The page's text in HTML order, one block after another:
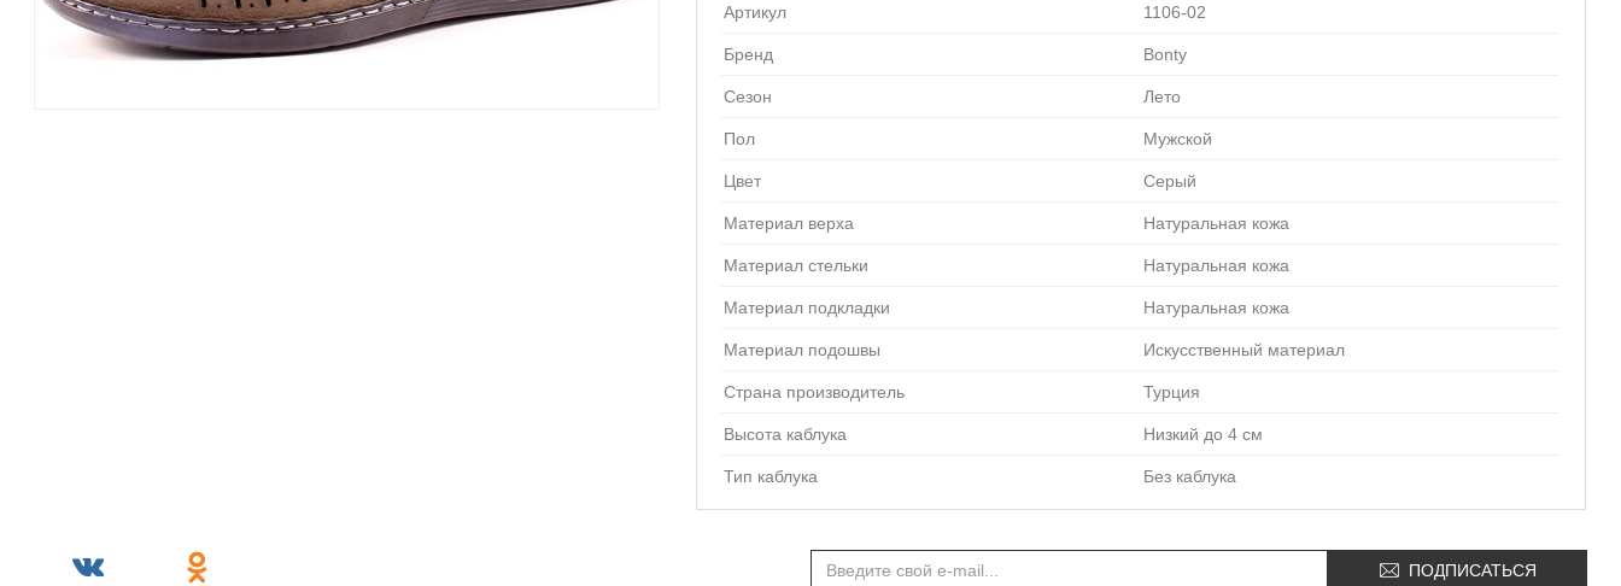
Артикул 1106-02
Бренд Bonty
Сезон Лето
Пол Мужской
Цвет Серый
Материал верха Натуральная кожа
Материал стельки Натуральная кожа
Материал подкладки Натуральная кожа
Материал подошвы Искусственный материал
Страна производитель Турция
Высота каблука Низкий до 4 см
Тип каблука Без каблука
ПОДПИСАТЬСЯ